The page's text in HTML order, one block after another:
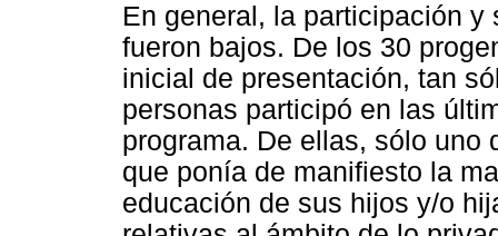
En general, la participación
fueron bajos. De los 30
inicial de presentación, tan
personas participó en las
programa. De ellas, sólo uno
que ponía de manifiesto la
educación de sus hijos y/o